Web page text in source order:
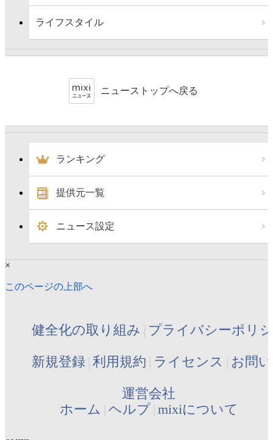
ライフスタイル
ニューストップへ戻る
ランキング
提供元一覧
ニュース設定
×
このページの上部へ
健全化の取り組み プライバシーポリ
新規登録 利用規約 ライセンス お問
運営会社
ホーム ヘルプ mixiについて